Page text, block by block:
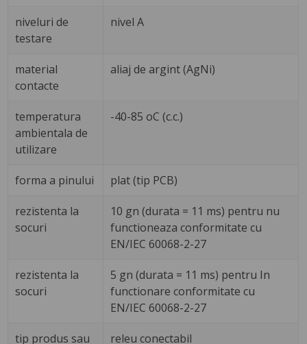
niveluri de
testare
nivel A
material
contacte
aliaj de argint (AgNi)
temperatura
ambientala de
utilizare
-40-85 oC (c.c.)
forma a pinului plat (tip PCB)
rezistenta la
socuri
10 gn (durata = 11 ms) pentru nu
functioneaza conformitate cu
EN/IEC 60068-2-27
rezistenta la
socuri
5 gn (durata = 11 ms) pentru In
functionare conformitate cu
EN/IEC 60068-2-27
tip produs sau
releu conectabil